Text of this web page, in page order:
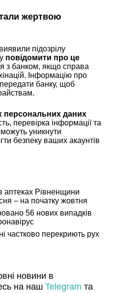
жертвою
підозрілу
повідомити про це
з банком, якщо справа
Інформацію про
банку, щоб
персональних даних
перевірка інформації та
уникнути
безпеку ваших акаунтів
аптеках Рівненщини
– на початку жовтня
56 нових випадків
частково перекриють рух
новини в
на наш Telegram та